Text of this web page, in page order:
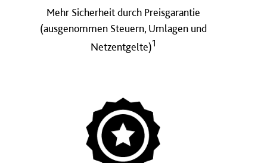
Mehr Sicherheit durch Preisgarantie
(ausgenommen Steuern, Umlagen und
Netzentgelte)1